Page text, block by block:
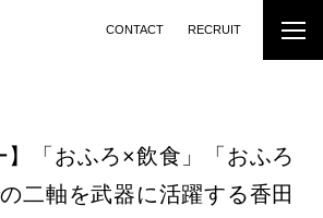
CONTACT RECRUIT
】「おふろ×飲食」「おふろ
二軸を武器に活躍する香田